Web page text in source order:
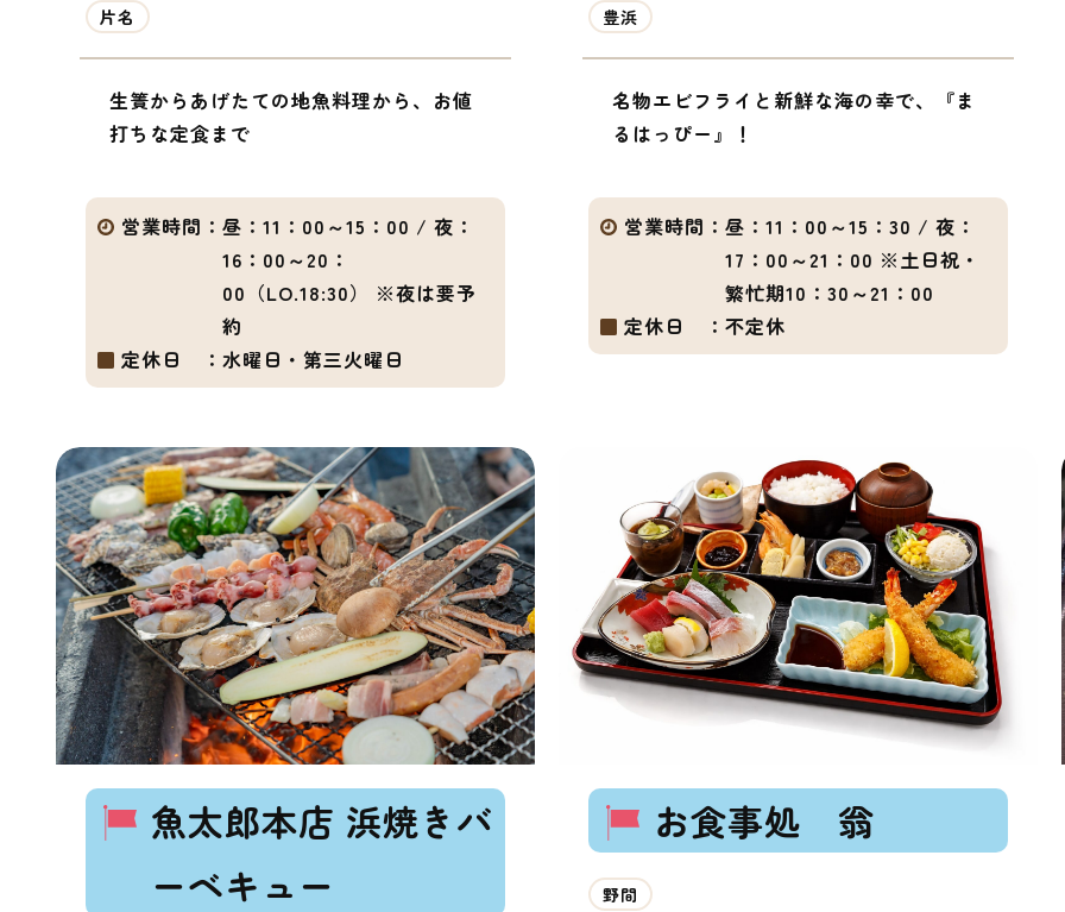
魚太郎本店 浜焼きバ
ーベキュー
お食事処 翁
野間
片名
生簀からあげたての地魚料理から、お値
打ちな定食まで
営業時間： 昼：11：00～15：00 / 夜：
16：00～20：
00（LO.18:30） ※夜は要予
約
定休日 ： 水曜日・第三火曜日
豊浜
名物エビフライと新鮮な海の幸で、『ま
るはっぴー』！
営業時間： 昼：11：00～15：30 / 夜：
17：00～21：00 ※土日祝・
繁忙期10：30～21：00
定休日 ： 不定休